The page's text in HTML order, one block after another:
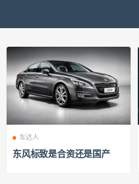
车达人
东风标致是合资还是国产